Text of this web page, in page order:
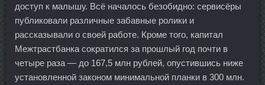
доступ к малышу. Всё началось безобидно: сервисёры
публиковали различные забавные ролики и
рассказывали о своей работе. Кроме того, капитал
Межтрастбанка сократился за прошлый год почти в
четыре раза — до 167,5 млн рублей, опустившись ниже
установленной законом минимальной планки в 300 млн.